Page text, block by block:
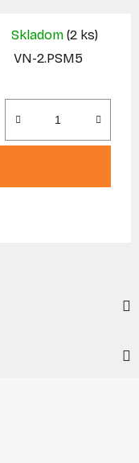
Skladom (2 ks)
VN-2.PSM5